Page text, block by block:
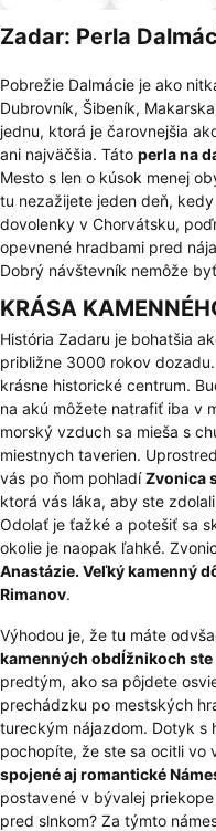
Zadar: Perla
Pobrežie Dalmácie je ako
Dubrovník, Šibeník,
jednu, ktorá je čarovnejšia
ani najväčšia. Táto perla na
Mesto s len o kúsok menej
tu nezažijete jeden deň,
dovolenky v Chorvátsku,
opevnené hradbami pred
Dobrý návštevník nemôže
KRÁSA
História Zadaru je bohatšia
približne 3000 rokov
krásne historické centrum.
na akú môžete natrafiť iba v
morský vzduch sa mieša s
miestnych taverien.
vás po ňom pohladíZvonica
ktorá vás láka, aby ste
Odolať je ťažké a potešiť sa
okolie je naopak ľahké.
Anastázie. Veľký kamenný
Rimanov.
Výhodou je, že tu máte
kamenných obdĺžnikoch
predtým, ako sa pôjdete
prechádzku po mestských
tureckým nájazdom. Dotyk s
pochopíte, že ste sa ocitli vo
spojené aj romantické
postavené v bývalej
pred slnkom? Za týmto